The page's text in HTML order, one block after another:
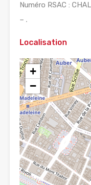
Numéro RSAC :
– .
Localisation
+
−